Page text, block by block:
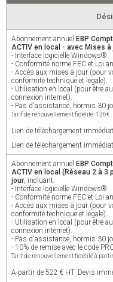
Abonnement annuel EBP
ACTIV en local - avec Mises à
- Interface logicielle Windows®.
- Conformité norme FEC et Loi
- Accès aux mises à jour (pour
conformité technique et légale).
- Utilisation en local (pour être
connexion internet).
- Pas d'assistance, hormis 30
Tarif de renouvellement fidélité: 126€
Lien de téléchargement
Lien de téléchargement
Abonnement annuel EBP
ACTIV en local (Réseau 2 à 3
jour, incluant:
- Interface logicielle Windows®.
- Conformité norme FEC et Loi
- Accès aux mises à jour (pour
conformité technique et légale).
- Utilisation en local (pour être
connexion internet).
- Pas d'assistance, hormis 30
- 10% de remise avec le code
Tarif de renouvellement fidélité à
A partir de 522 € HT. Devis